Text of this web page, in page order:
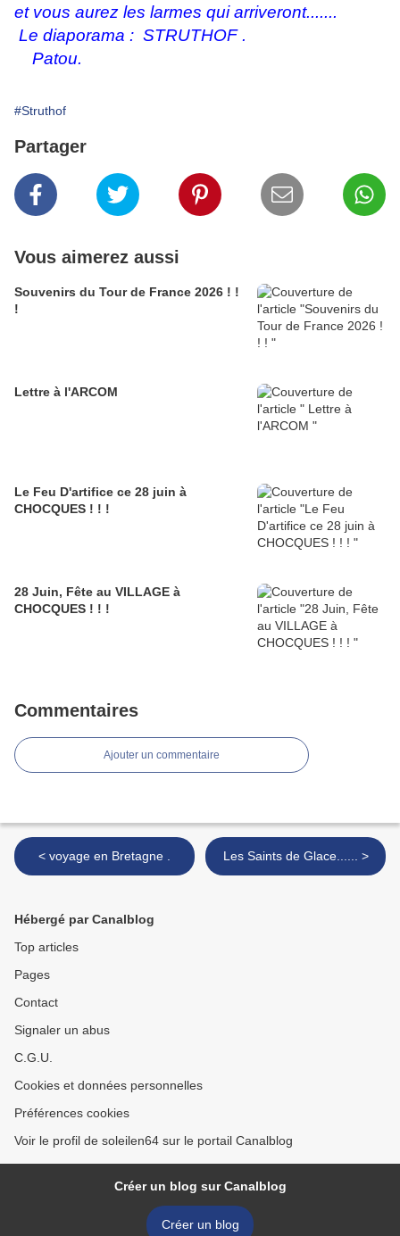
et vous aurez les larmes qui arriveront.......
Le diaporama : STRUTHOF .
Patou.
#Struthof
Partager
Vous aimerez aussi
Souvenirs du Tour de France 2026 ! !
!
Lettre à l'ARCOM
Le Feu D'artifice ce 28 juin à
CHOCQUES ! ! !
28 Juin, Fête au VILLAGE à
CHOCQUES ! ! !
Commentaires
Ajouter un commentaire
< voyage en Bretagne . Les Saints de Glace...... >
Hébergé par Canalblog
Top articles
Pages
Contact
Signaler un abus
C.G.U.
Cookies et données personnelles
Préférences cookies
Voir le profil de soleilen64 sur le portail Canalblog
Créer un blog sur Canalblog
Créer un blog